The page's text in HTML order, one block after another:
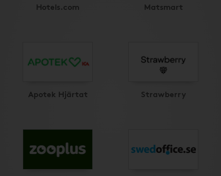
Hotels.com Matsmart
Apotek Hjärtat Strawberry